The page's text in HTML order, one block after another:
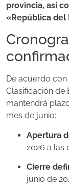
provincia, así
«República del
De acuerdo
Clasificación de
mantendrá
mes de junio:
Apertura
2026 a las
Cierre
junio de